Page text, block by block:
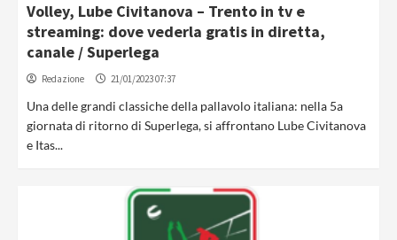
Volley, Lube Civitanova – Trento in tv e
streaming: dove vederla gratis in diretta,
canale / Superlega
Redazione 21/01/2023 07:37
Una delle grandi classiche della pallavolo italiana: nella 5a
giornata di ritorno di Superlega, si affrontano Lube Civitanova
e Itas...